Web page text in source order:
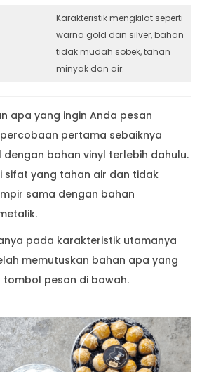
Karakteristik mengkilat seperti
warna gold dan silver, bahan
tidak mudah sobek, tahan
minyak dan air.
apa yang ingin Anda pesan
pertama sebaiknya
bahan vinyl terlebih dahulu.
sifat yang tahan air dan tidak
sama dengan bahan
pada karakteristik utamanya
memutuskan bahan apa yang
tombol pesan di bawah.